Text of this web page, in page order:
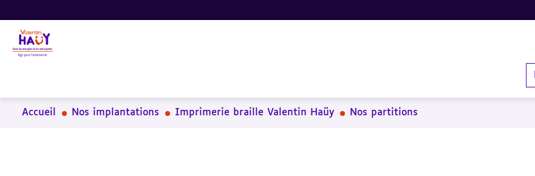
Aller
au
contenu
principal
Aller
au
pied
de
Aller
à
la
recherche
Accueil Nos implantations Imprimerie braille Valentin Haüy Nos partitions